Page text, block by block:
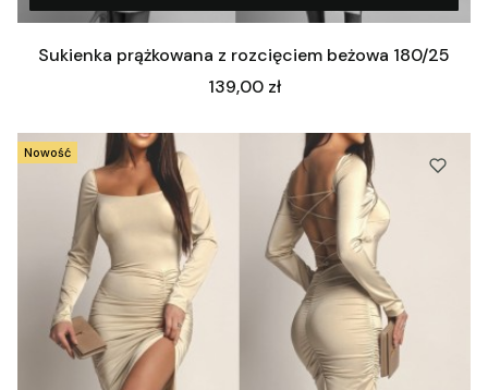
Sukienka prążkowana z rozcięciem beżowa 180/25
Cena
139,00 zł
Nowość